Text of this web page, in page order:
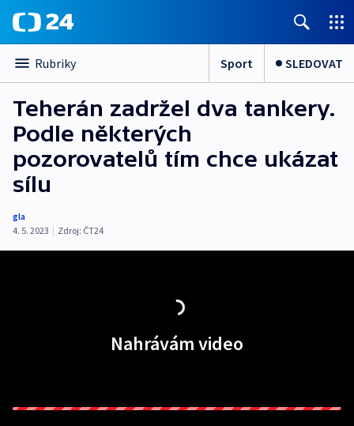
Rubriky Sport SLEDOVAT
Teherán zadržel dva tankery.
Podle některých
pozorovatelů tím chce ukázat
sílu
gla
4. 5. 2023 | Zdroj: ČT24
Nahrávám video